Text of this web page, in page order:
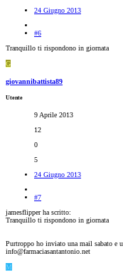
24 Giugno 2013
#6
Tranquillo ti rispondono in giornata
G
giovannibattista89
Utente
9 Aprile 2013
12
0
5
24 Giugno 2013
#7
jamesflipper ha scritto:
Tranquillo ti rispondono in giornata
Purtroppo ho inviato una mail sabato e
info@farmaciasantantonio.net
M